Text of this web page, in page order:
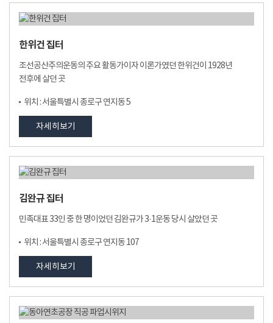
한위건 집터
조선공산주의운동의 주요 활동가이자 이론가였던 한위건이 1928년
전후에 살던 곳
위치 : 서울특별시 종로구 연지동 5
자세히보기
김완규 집터
민족대표 33인 중 한 명이었던 김완규가 3·1운동 당시 살았던 곳
위치 : 서울특별시 종로구 연지동 107
자세히보기